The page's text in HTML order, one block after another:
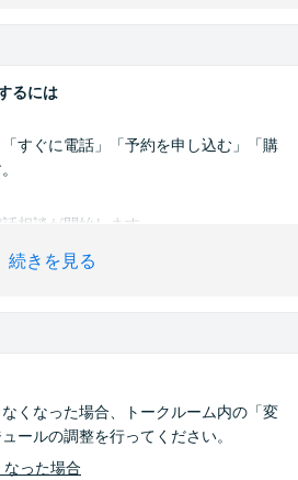
るには
すぐに電話」「予約を申し込む」「購
相談が開始します。
ム内で出品者と購入者で電話相談の日
電話相談を開始します。
の流れについては こちら
面に進む」の購入・取引の流れについ
続きを見る
くなった場合、トークルーム内の「変
ールの調整を行ってください。
った場合